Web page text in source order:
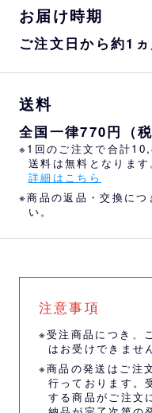
お届け時期
ご注文日から約1
送料
全国一律770円（税
※1回のご注文で合計
送料は無料となります
詳細はこちら
※商品の返品・交換につ
い。
注意事項
※受注商品につき、
はお受けできませ
※商品の発送はご注
行っております。
する商品がご注文